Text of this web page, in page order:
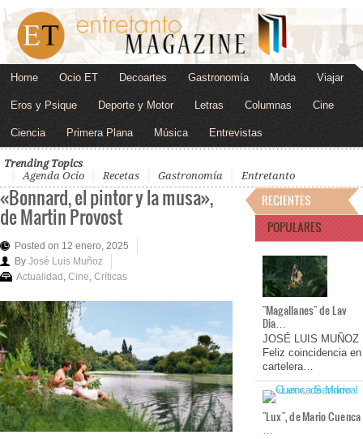
Home Ocio ET Decoartes Gastronomía Moda Viajar
Eros y Psique Deporte y Motor Letras Columnas Cine
Ciencia Primera Plana Música Entrevistas
Trending Topics
Agenda Ocio
Recetas Gastronomía Entretanto
«Bonnard, el pintor y la musa»,
de Martin Provost
Posted on 12 enero, 2025
By José Luis Muñoz
Actualidad Cine Críticas
RECIENTES
POPULARES
"Magallanes" de Lav
Dia…
JOSÉ LUIS MUÑOZ
Feliz coincidencia en
cartelera…
"Lux", de Mario Cuenca
…